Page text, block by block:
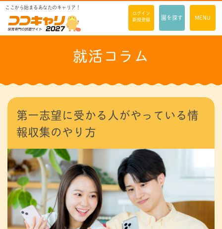
ここから始まるあなたのキャリア！
ログイン
新規登録
園を探す MENU
就活コラム
第一志望に受かる人がやっている情
報収集のやり方